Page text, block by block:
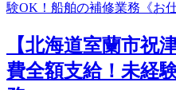
【北海道室蘭市祝
費全額支給！未経